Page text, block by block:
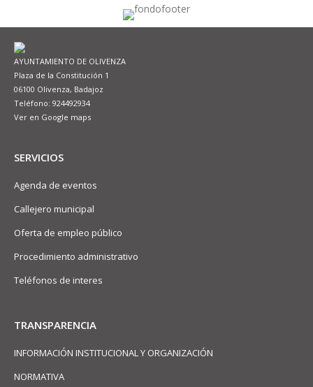
AYUNTAMIENTO DE OLIVENZA
Plaza de la Constitución 1
06100 Olivenza, Badajoz
Teléfono: 924492934
Ver en Google maps
SERVICIOS
Agenda de eventos
Callejero municipal
Oferta de empleo público
Procedimiento administrativo
Teléfonos de interes
TRANSPARENCIA
INFORMACIÓN INSTITUCIONAL Y ORGANIZACIÓN
NORMATIVA